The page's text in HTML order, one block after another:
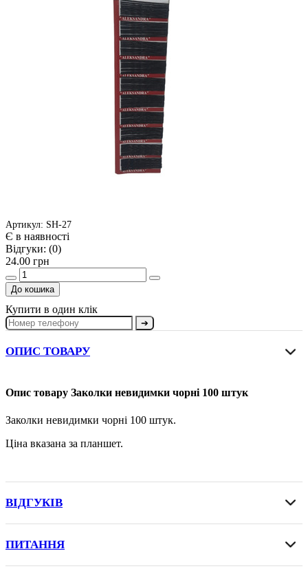
Артикул: SH-27
Є в наявності
Відгуки: (0)
24.00 грн
До кошика
Купити в один клік
➔
ОПИС ТОВАРУ
Опис товару Заколки невидимки чорні 100 штук
Заколки невидимки чорні 100 штук.
Ціна вказана за планшет.
ВІДГУКІВ
ПИТАННЯ